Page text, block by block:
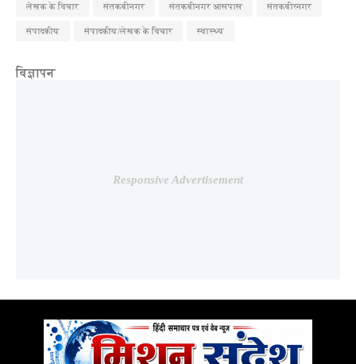
लेखक के विचार संतकबीनगर संतकबीनगर आसपास संतकबीरनगर
संपादकीय संपादकीय/लेखक के विचार स्वास्थ्य
विज्ञापन
Responsive Advertisement